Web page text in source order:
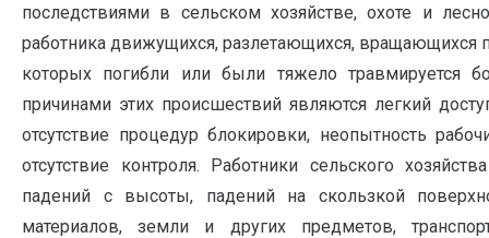
последствиями в сельском хозяйстве, охоте и
работника движущихся, разлетающихся, вращающихся
которых погибли или были тяжело травмируется
причинами этих происшествий являются легкий
отсутствие процедур блокировки, неопытность
отсутствие контроля. Работники сельского
падений с высоты, падений на скользкой
материалов, земли и других предметов,